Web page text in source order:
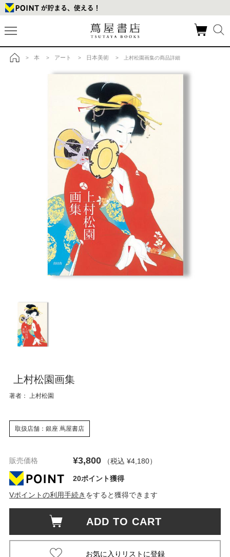
> 本 > アート > 日本美術 > 上村松園画集の商品詳細
上村松園画集
著者： 上村松園
取扱店舗：銀座 蔦屋書店
販売価格 ¥3,800 （税込 ¥4,180）
20ポイント獲得
Vポイントの利用手続き をすると獲得できます
ADD TO CART